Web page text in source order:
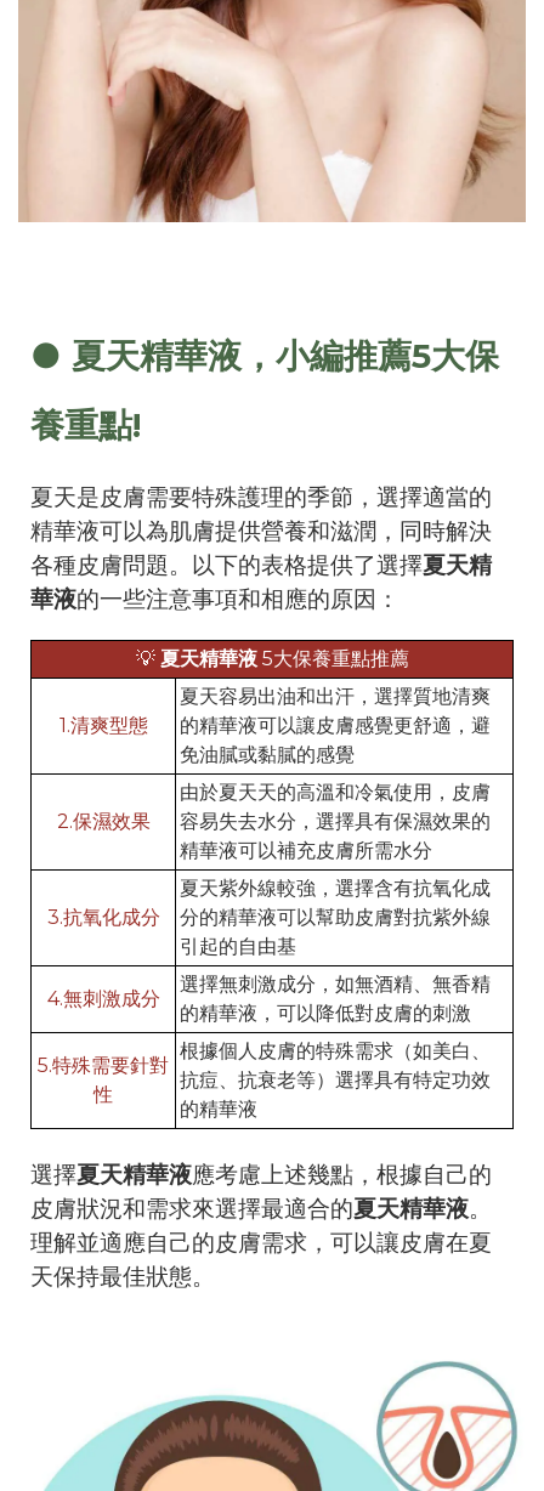
● 夏天精華液 ，小編推薦5大保
養重點!
夏天是皮膚需要特殊護理的季節，選擇適當的
精華液可以為肌膚提供營養和滋潤，同時解決
各種皮膚問題。以下的表格提供了選擇夏天精
華液的一些注意事項和相應的原因：
💡 夏天精華液5大保養重點推薦
1.清爽型態
夏天容易出油和出汗，選擇質地清爽
的精華液可以讓皮膚感覺更舒適，避
免油膩或黏膩的感覺
2.保濕效果
由於夏天天的高溫和冷氣使用，皮膚
容易失去水分，選擇具有保濕效果的
精華液可以補充皮膚所需水分
3.抗氧化成分
夏天紫外線較強，選擇含有抗氧化成
分的精華液可以幫助皮膚對抗紫外線
引起的自由基
4.無刺激成分
選擇無刺激成分，如無酒精、無香精
的精華液，可以降低對皮膚的刺激
5.特殊需要針對
性
根據個人皮膚的特殊需求（如美白、
抗痘、抗衰老等）選擇具有特定功效
的精華液
選擇夏天精華液應考慮上述幾點，根據自己的
皮膚狀況和需求來選擇最適合的夏天精華液。
理解並適應自己的皮膚需求，可以讓皮膚在夏
天保持最佳狀態。